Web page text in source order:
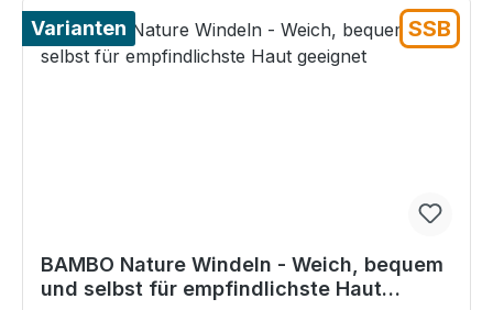
Varianten SSB
BAMBO Nature Windeln - Weich, bequem
und selbst für empfindlichste Haut